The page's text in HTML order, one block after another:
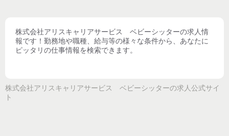
株式会社アリスキャリアサービス ベビーシッターの求人情
報です！勤務地や職種、給与等の様々な条件から、あなたに
ピッタリの仕事情報を検索できます。
株式会社アリスキャリアサービス ベビーシッターの求人公式サイ
ト